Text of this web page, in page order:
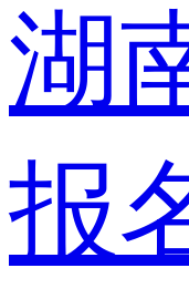
湖
报